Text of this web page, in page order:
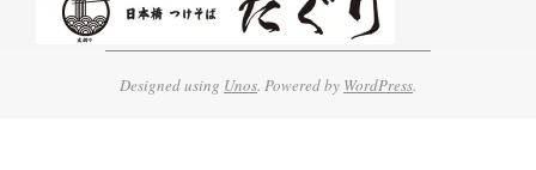
Designed using Unos. Powered by WordPress.